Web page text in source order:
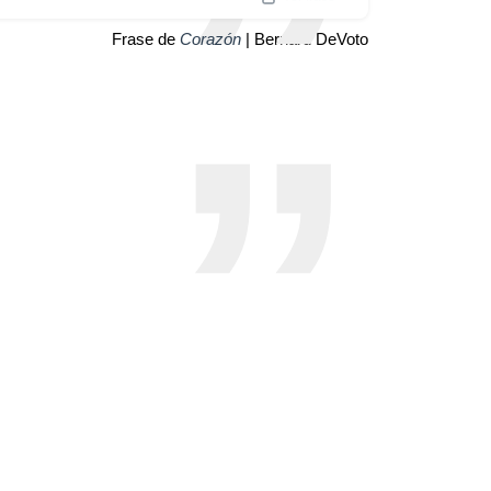
Frase de Corazón | Bernard DeVoto